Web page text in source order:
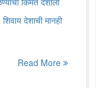
देशाची मानही
Read More